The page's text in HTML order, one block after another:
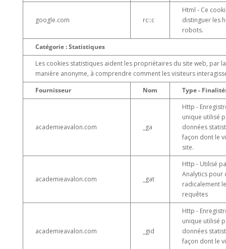
google.com rc::c
Html - Ce
distinguer les
robots.
Catégorie : Statistiques
Les cookies statistiques aident les propriétaires du site web, par
manière anonyme, à comprendre comment les visiteurs
Fournisseur
Nom Type -
academieavalon.com _ga
Http -
unique utilisé
données
façon dont le
site.
academieavalon.com _gat
Http - Utilisé
Analytics pour
radicalement
requêtes
academieavalon.com _gid
Http -
unique utilisé
données
façon dont le